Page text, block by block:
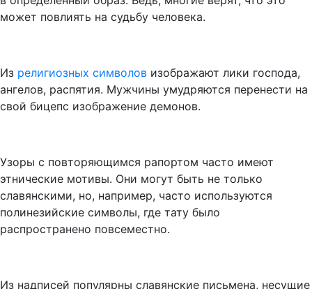
может повлиять на судьбу человека.
Из религиозных символов изображают лики господа,
ангелов, распятия. Мужчины умудряются перенести на
свой бицепс изображение демонов.
Узоры с повторяющимся рапортом часто имеют
этнические мотивы. Они могут быть не только
славянскими, но, например, часто используются
полинезийские символы, где тату было
распространено повсеместно.
Из надписей популярны славянские письмена, несущие